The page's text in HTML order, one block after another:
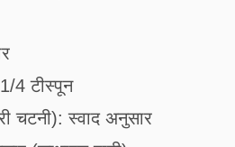
4 टीस्पून
चटनी): स्वाद अनुसार